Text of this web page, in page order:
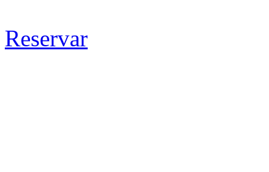
Reservar